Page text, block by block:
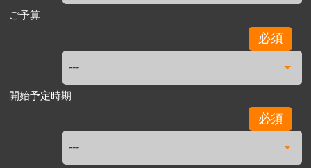
ご予算
必須
開始予定時期
必須